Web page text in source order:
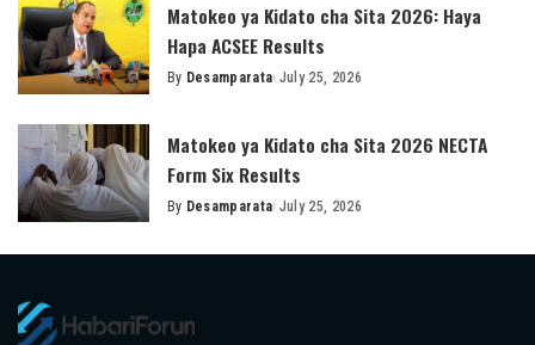
Matokeo ya Kidato cha Sita 2026: Haya
Hapa ACSEE Results
Posted
By Desamparata July 25, 2026
Matokeo ya Kidato cha Sita 2026 NECTA
Form Six Results
Posted
By Desamparata July 25, 2026